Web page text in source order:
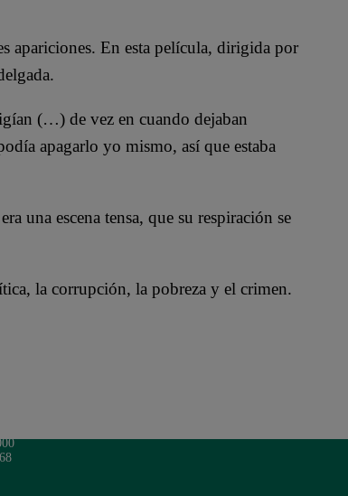
apariciones. En esta película, dirigida por
(…) de vez en cuando dejaban
apagarlo yo mismo, así que estaba
una escena tensa, que su respiración se
la corrupción, la pobreza y el crimen.